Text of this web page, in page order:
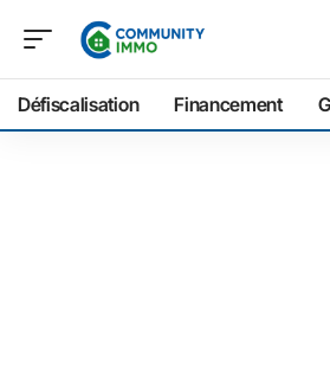
Défiscalisation Financement